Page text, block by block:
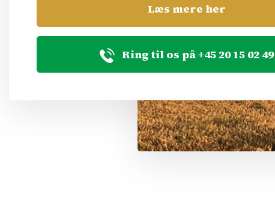
Læs mere her
Ring til os på +45 20 15 02 49